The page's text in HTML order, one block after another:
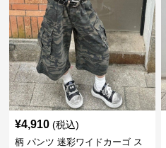
¥4,910 (税込)
柄 パンツ 迷彩ワイドカーゴ ス